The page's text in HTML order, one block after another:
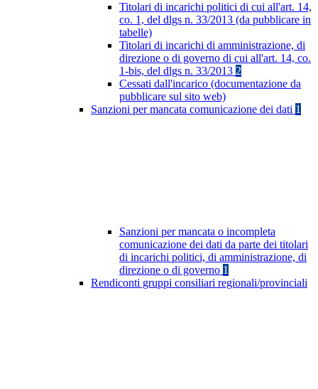
Titolari di incarichi politici di cui all'art. 14,
co. 1, del dlgs n. 33/2013 (da pubblicare in
tabelle)
Titolari di incarichi di amministrazione, di
direzione o di governo di cui all'art. 14, co.
1-bis, del dlgs n. 33/2013 2
Cessati dall'incarico (documentazione da
pubblicare sul sito web)
Sanzioni per mancata comunicazione dei dati 1
Sanzioni per mancata o incompleta
comunicazione dei dati da parte dei titolari
di incarichi politici, di amministrazione, di
direzione o di governo 1
Rendiconti gruppi consiliari regionali/provinciali